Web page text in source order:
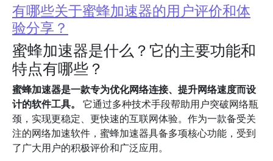
有哪些关于蜜蜂加速器的用户评价和体
验分享？
蜜蜂加速器是什么？它的主要功能和
特点有哪些？
蜜蜂加速器是一款专为优化网络连接、提升网络速度而设
计的软件工具。
它通过多种技术手段帮助用户突破网络瓶
颈，实现更稳定、更快速的互联网体验。作为一款备受关
注的网络加速软件，蜜蜂加速器具备多项核心功能，受到
了广大用户的积极评价和广泛应用。